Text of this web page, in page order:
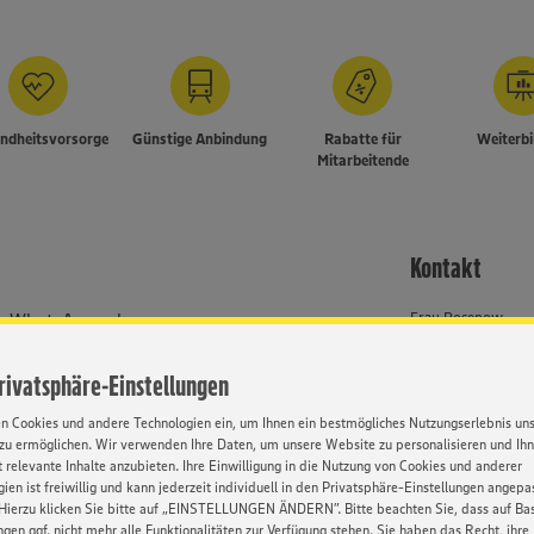
Einstellungen
Cookies und andere Technologien ein, um Ihnen ein bestmögliches Nutzungserlebnis
ermöglichen. Wir verwenden Ihre Daten, um unsere Website zu personalisieren und
relevante Inhalte anzubieten. Ihre Einwilligung in die Nutzung von Cookies und anderer
ist freiwillig und kann jederzeit individuell in den Privatsphäre-Einstellungen
klicken Sie bitte auf „EINSTELLUNGEN ÄNDERN”. Bitte beachten Sie, dass auf
ggf. nicht mehr alle Funktionalitäten zur Verfügung stehen. Sie haben das Recht, ihre
Günstige Anbindung
Rabatte für
Mitarbeitende
WhatsApp oder unser
Verständnis, dass wir
von Geschlecht,
Religion, Alter
Kontakt
Frau Rosenow
033764 - 2515